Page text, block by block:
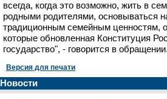
всегда, когда это возможно, жить в
родными родителями, основываться
традиционным семейным ценностям,
которые обновленная Конституция
государство", - говорится в
Версия для печати
Новости